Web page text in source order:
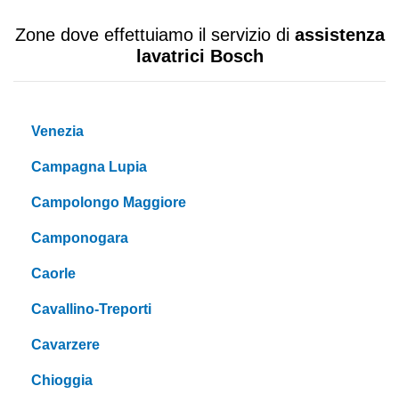
Zone dove effettuiamo il servizio di assistenza
lavatrici Bosch
Venezia
Campagna Lupia
Campolongo Maggiore
Camponogara
Caorle
Cavallino-Treporti
Cavarzere
Chioggia